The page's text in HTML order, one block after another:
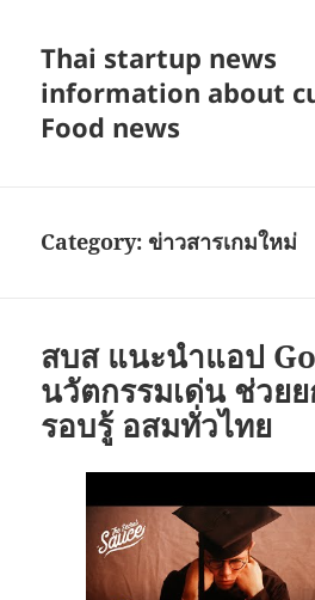
Thai startup news
information about
Food news
Category: ข่าวสารเกมใหม่
สบส แนะนำแอป
นวัตกรรมเด่น ช่วย
รอบรู้ อสมทั่วไทย